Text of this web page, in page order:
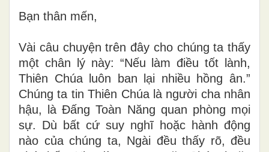
Bạn thân mến,
Vài câu chuyện trên đây cho chúng ta thấy
một chân lý này: “Nếu làm điều tốt lành,
Thiên Chúa luôn ban lại nhiều hồng ân.”
Chúng ta tin Thiên Chúa là người cha nhân
hậu, là Đấng Toàn Năng quan phòng mọi
sự. Dù bất cứ suy nghĩ hoặc hành động
nào của chúng ta, Ngài đều thấy rõ, đều